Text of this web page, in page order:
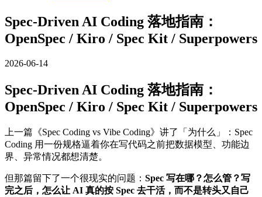
Spec-Driven AI Coding 落地指南：
OpenSpec / Kiro / Spec Kit / Superpowers
2026-06-14
Spec-Driven AI Coding 落地指南：
OpenSpec / Kiro / Spec Kit / Superpowers
上一篇《Spec Coding vs Vibe Coding》讲了「为什么」：Spec
Coding 用一份规格逼着你在写代码之前把数据模型、功能边
界、异常情况都想清楚。
但那篇留下了一个很现实的问题： Spec 写在哪？怎么管？写
完之后，怎么让 AI 真的按 Spec 去干活，而不是转头又自己